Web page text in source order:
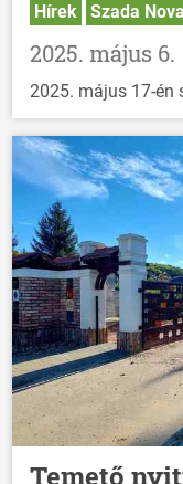
Hírek Szada
2025. május 6.
2025. május 17-én
Temető